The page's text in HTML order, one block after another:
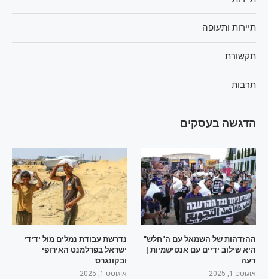
תיירות ותעופה
תקשורת
תרבות
הדגשה בעסקים
ההזדהות של השמאל עם ה"חלש"
היא שילוב ידיים עם אנטישמיות |
דעה
אוגוסט 1, 2025
נדרשת עבודת נמלים מול ידידי
ישראל בפרלמנט האירופי
ובקונגרס
אוגוסט 1, 2025